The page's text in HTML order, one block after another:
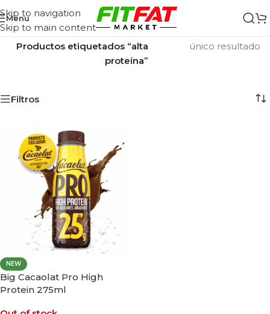
Skip to navigation
Skip to main content
Menu
Inicio/
Productos etiquetados “alta
proteína”
único resultado
Filtros
NEW
Big Cacaolat Pro High
Protein 275ml